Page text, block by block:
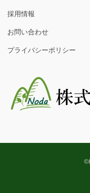
採用情報
お問い合わせ
プライバシーポリシー
©